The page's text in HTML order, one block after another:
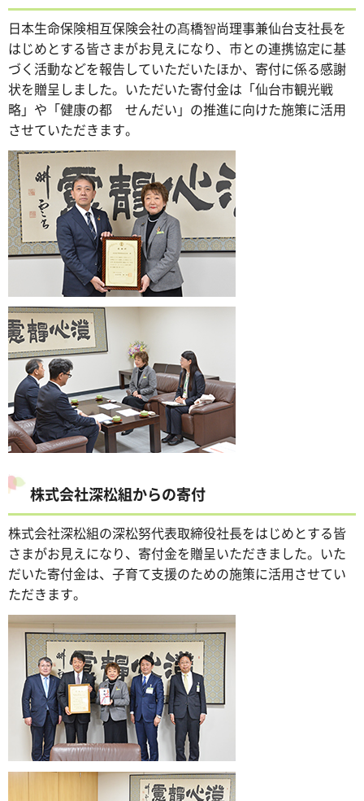
日本生命保険相互保険会社の髙橋智尚理事兼仙台支社長を
はじめとする皆さまがお見えになり、市との連携協定に基
づく活動などを報告していただいたほか、寄付に係る感謝
状を贈呈しました。いただいた寄付金は「仙台市観光戦
略」や「健康の都 せんだい」の推進に向けた施策に活用
させていただきます。
株式会社深松組からの寄付
株式会社深松組の深松努代表取締役社長をはじめとする皆
さまがお見えになり、寄付金を贈呈いただきました。いた
だいた寄付金は、子育て支援のための施策に活用させてい
ただきます。